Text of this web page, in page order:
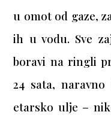
u omot od gaze,
ih u vodu. Sve
boravi na ringli
24 sata,
etarsko ulje –